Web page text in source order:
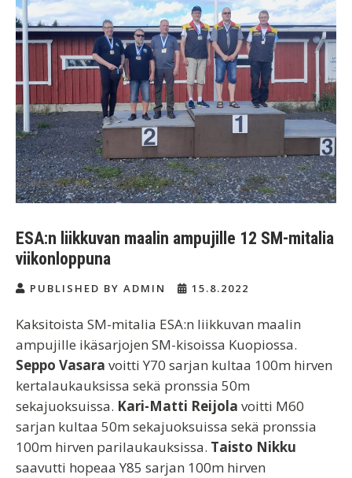
ESA:n liikkuvan maalin ampujille 12 SM-mitalia
viikonloppuna
PUBLISHED BY ADMIN 15.8.2022
Kaksitoista SM-mitalia ESA:n liikkuvan maalin
ampujille ikäsarjojen SM-kisoissa Kuopiossa.
Seppo Vasara voitti Y70 sarjan kultaa 100m hirven
kertalaukauksissa sekä pronssia 50m
sekajuoksuissa. Kari-Matti Reijola voitti M60
sarjan kultaa 50m sekajuoksuissa sekä pronssia
100m hirven parilaukauksissa. Taisto Nikku
saavutti hopeaa Y85 sarjan 100m hirven